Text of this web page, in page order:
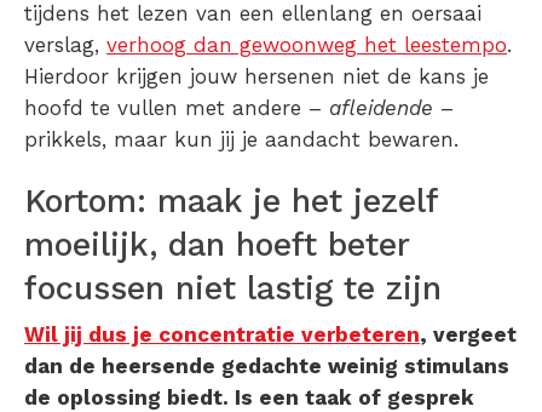
tijdens het lezen van een ellenlang en oersaai
verslag, verhoog dan gewoonweg het leestempo.
Hierdoor krijgen jouw hersenen niet de kans je
hoofd te vullen met andere – afleidende –
prikkels, maar kun jij je aandacht bewaren.
Kortom: maak je het jezelf
moeilijk, dan hoeft beter
focussen niet lastig te zijn
Wil jij dus je concentratie verbeteren, vergeet
dan de heersende gedachte weinig stimulans
de oplossing biedt. Is een taak of gesprek